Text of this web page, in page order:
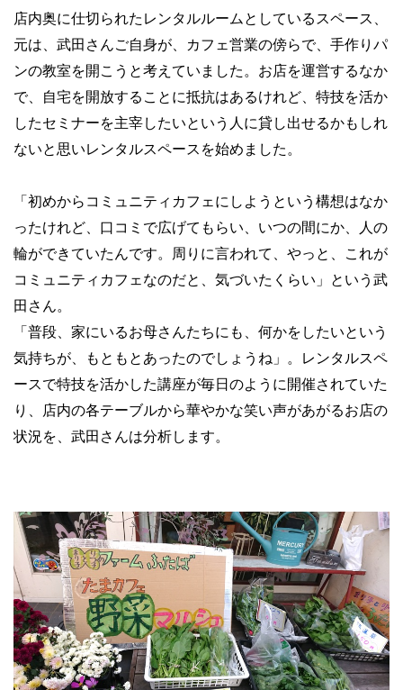
店内奥に仕切られたレンタルルームとしているスペース、
元は、武田さんご自身が、カフェ営業の傍らで、手作りパ
ンの教室を開こうと考えていました。お店を運営するなか
で、自宅を開放することに抵抗はあるけれど、特技を活か
したセミナーを主宰したいという人に貸し出せるかもしれ
ないと思いレンタルスペースを始めました。
「初めからコミュニティカフェにしようという構想はなか
ったけれど、口コミで広げてもらい、いつの間にか、人の
輪ができていたんです。周りに言われて、やっと、これが
コミュニティカフェなのだと、気づいたくらい」という武
田さん。
「普段、家にいるお母さんたちにも、何かをしたいという
気持ちが、もともとあったのでしょうね」。レンタルスペ
ースで特技を活かした講座が毎日のように開催されていた
り、店内の各テーブルから華やかな笑い声があがるお店の
状況を、武田さんは分析します。